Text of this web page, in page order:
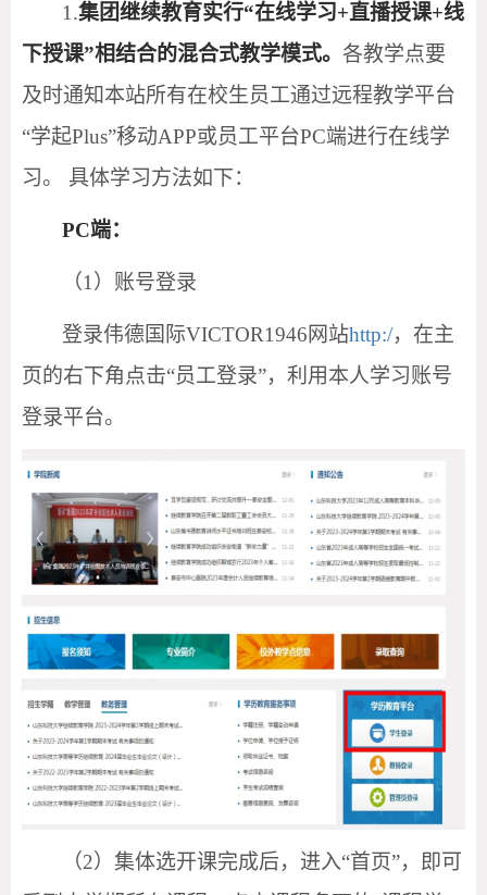
1.集团继续教育实行“在线学习+直播授课+线
下授课”相结合的混合式教学模式。 各教学点要
及时通知本站所有在校生员工通过远程教学平台
“学起Plus”移动APP或员工平台PC端进行在线学
习。 具体学习方法如下：
PC端：
（1）账号登录
登录伟德国际VICTOR1946网站http:/，在主
页的右下角点击“员工登录”，利用本人学习账号
登录平台。
（2）集体选开课完成后，进入“首页”，即可